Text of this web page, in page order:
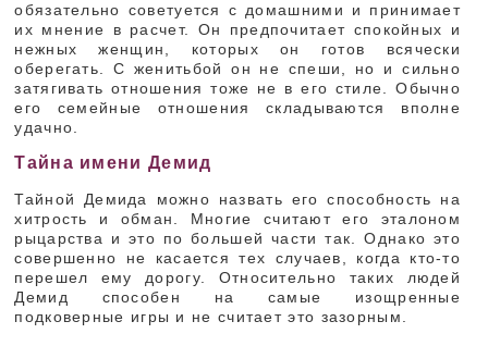
обязательно советуется с домашними и принимает
их мнение в расчет. Он предпочитает спокойных и
нежных женщин, которых он готов всячески
оберегать. С женитьбой он не спеши, но и сильно
затягивать отношения тоже не в его стиле. Обычно
его семейные отношения складываются вполне
удачно.
Тайна имени Демид
Тайной Демида можно назвать его способность на
хитрость и обман. Многие считают его эталоном
рыцарства и это по большей части так. Однако это
совершенно не касается тех случаев, когда кто-то
перешел ему дорогу. Относительно таких людей
Демид способен на самые изощренные
подковерные игры и не считает это зазорным.